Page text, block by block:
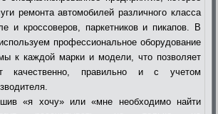
ремонта автомобилей различного класса
и кроссоверов, паркетников и пикапов. В
профессиональное оборудование
к каждой марки и модели, что позволяет
качественно, правильно и с учетом
«я хочу» или «мне необходимо найти